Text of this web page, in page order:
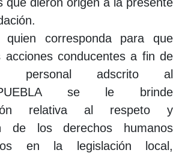
corresponda para que
acciones conducentes a fin de
personal adscrito al
se le brinde
relativa al respeto y
de los derechos humanos
en la legislación local,